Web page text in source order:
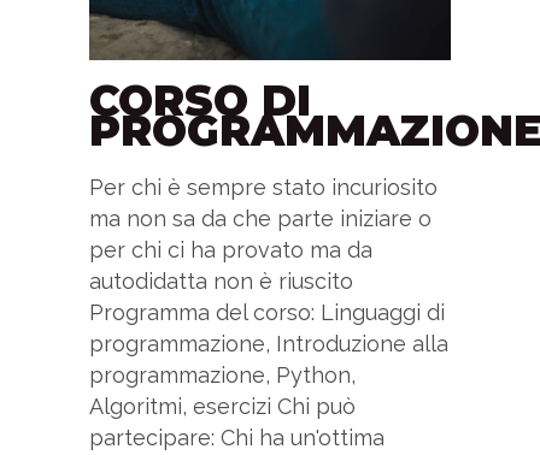
CORSO DI
Per chi è sempre stato incuriosito
ma non sa da che parte iniziare o
per chi ci ha provato ma da
autodidatta non è riuscito
Programma del corso: Linguaggi di
programmazione, Introduzione alla
programmazione, Python,
Algoritmi, esercizi Chi può
partecipare: Chi ha un'ottima